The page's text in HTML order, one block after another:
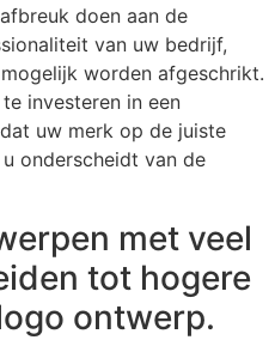
doen aan de
van uw bedrijf,
worden afgeschrikt.
investeren in een
uw merk op de juiste
onderscheidt van de
met veel
tot hogere
ontwerp.